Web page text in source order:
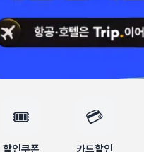
🎟️
할인쿠폰
💳
카드할인